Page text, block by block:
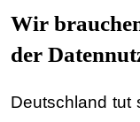
Wir
der
Deutschland tut